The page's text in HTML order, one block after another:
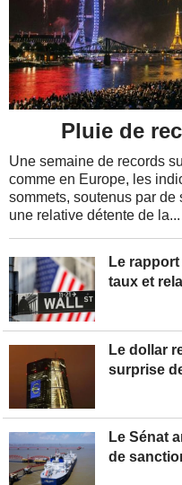
Le
taux et
Le dollar
surprise
Pluie de
Une semaine de records
comme en Europe, les
sommets, soutenus par
une relative détente de la...
Le Sénat
de